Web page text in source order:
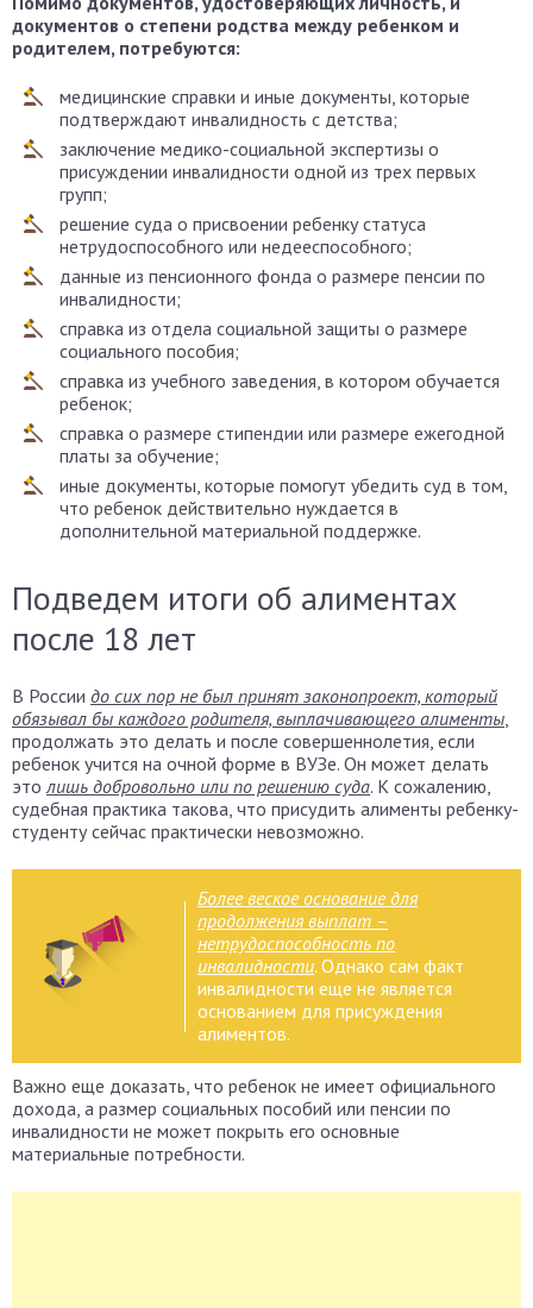
документов о степени родства между ребенком и
родителем, потребуются:
медицинские справки и иные документы, которые
подтверждают инвалидность с детства;
заключение медико-социальной экспертизы о
присуждении инвалидности одной из трех первых
групп;
решение суда о присвоении ребенку статуса
нетрудоспособного или недееспособного;
данные из пенсионного фонда о размере пенсии по
инвалидности;
справка из отдела социальной защиты о размере
социального пособия;
справка из учебного заведения, в котором обучается
ребенок;
справка о размере стипендии или размере ежегодной
платы за обучение;
иные документы, которые помогут убедить суд в том,
что ребенок действительно нуждается в
дополнительной материальной поддержке.
Подведем итоги об алиментах
после 18 лет
В России до сих пор не был принят законопроект, который
обязывал бы каждого родителя, выплачивающего алименты,
продолжать это делать и после совершеннолетия, если
ребенок учится на очной форме в ВУЗе. Он может делать
этолишь добровольно или по решению суда. К сожалению,
судебная практика такова, что присудить алименты ребенку-
студенту сейчас практически невозможно.
Более веское основание для
продолжения выплат –
нетрудоспособность по
инвалидности. Однако сам факт
инвалидности еще не является
основанием для присуждения
алиментов.
Важно еще доказать, что ребенок не имеет официального
дохода, а размер социальных пособий или пенсии по
инвалидности не может покрыть его основные
материальные потребности.